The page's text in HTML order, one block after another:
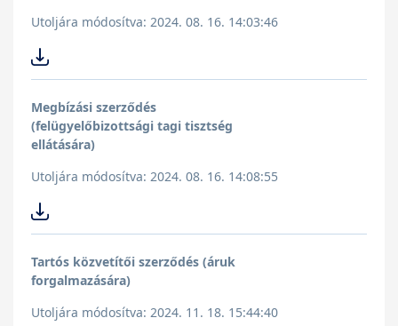
Utoljára módosítva: 2024. 08. 16. 14:03:46
Megbízási szerződés
(felügyelőbizottsági tagi tisztség
ellátására)
Utoljára módosítva: 2024. 08. 16. 14:08:55
Tartós közvetítői szerződés (áruk
forgalmazására)
Utoljára módosítva: 2024. 11. 18. 15:44:40